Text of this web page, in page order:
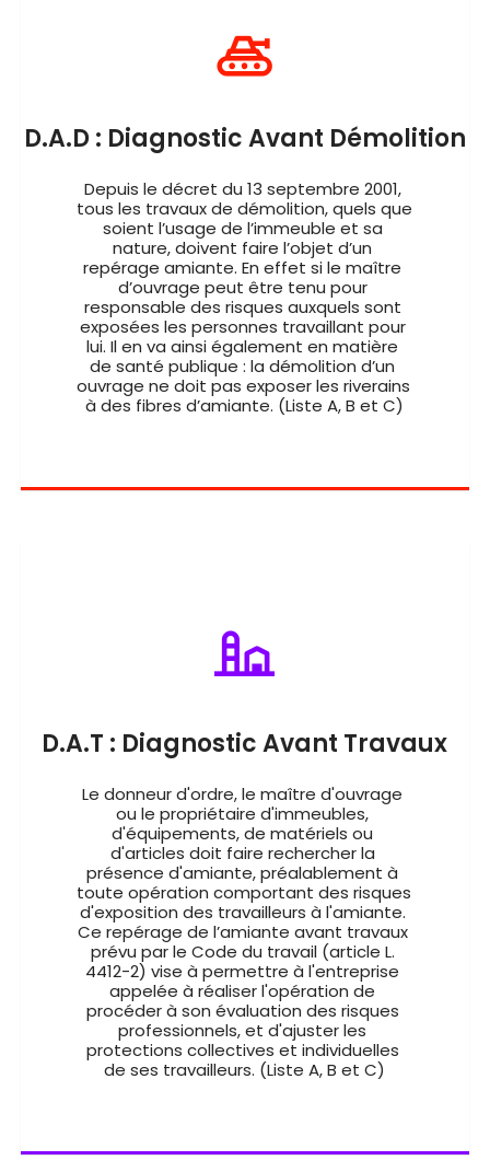
D.A.D : Diagnostic Avant Démolition
Depuis le décret du 13 septembre 2001,
tous les travaux de démolition, quels que
soient l’usage de l’immeuble et sa
nature, doivent faire l’objet d’un
repérage amiante. En effet si le maître
d’ouvrage peut être tenu pour
responsable des risques auxquels sont
exposées les personnes travaillant pour
lui. Il en va ainsi également en matière
de santé publique : la démolition d’un
ouvrage ne doit pas exposer les riverains
à des fibres d’amiante. (Liste A, B et C)
D.A.T : Diagnostic Avant Travaux
Le donneur d'ordre, le maître d'ouvrage
ou le propriétaire d'immeubles,
d'équipements, de matériels ou
d'articles doit faire rechercher la
présence d'amiante, préalablement à
toute opération comportant des risques
d'exposition des travailleurs à l'amiante.
Ce repérage de l’amiante avant travaux
prévu par le Code du travail (article L.
4412-2) vise à permettre à l'entreprise
appelée à réaliser l'opération de
procéder à son évaluation des risques
professionnels, et d'ajuster les
protections collectives et individuelles
de ses travailleurs. (Liste A, B et C)